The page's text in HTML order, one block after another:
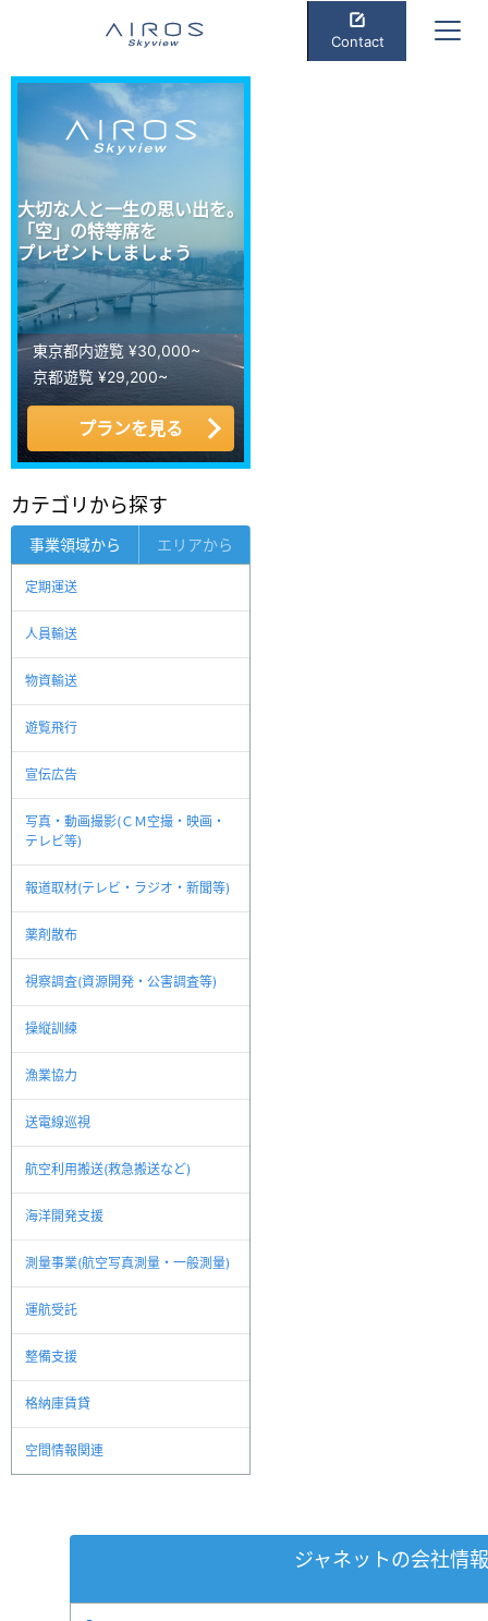
Contact
大切な人と一生の思い出を。
「空」の特等席を
プレゼントしましょう
東京都内遊覧 ¥30,000~
京都遊覧 ¥29,200~
プランを見る
カテゴリから探す
事業領域から エリアから
定期運送
人員輸送
物資輸送
遊覧飛行
宣伝広告
写真・動画撮影(ＣＭ空撮・映画・
テレビ等)
報道取材(テレビ・ラジオ・新聞等)
薬剤散布
視察調査(資源開発・公害調査等)
操縦訓練
漁業協力
送電線巡視
航空利用搬送(救急搬送など)
海洋開発支援
測量事業(航空写真測量・一般測量)
運航受託
整備支援
格納庫賃貸
空間情報関連
ジャネットの会社情報